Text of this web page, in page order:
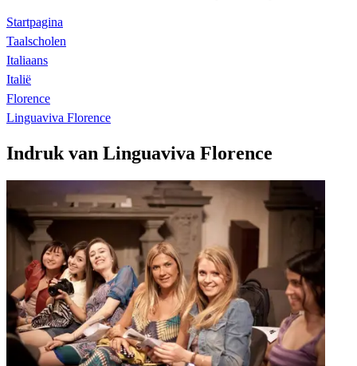
Startpagina
Taalscholen
Italiaans
Italië
Florence
Linguaviva Florence
Indruk van Linguaviva Florence